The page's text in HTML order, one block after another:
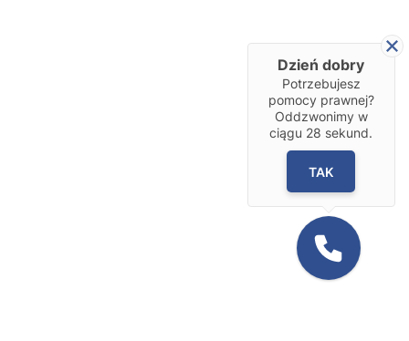
Dzień dobry
Potrzebujesz
pomocy prawnej?
Oddzwonimy w
ciągu 28 sekund.
TAK